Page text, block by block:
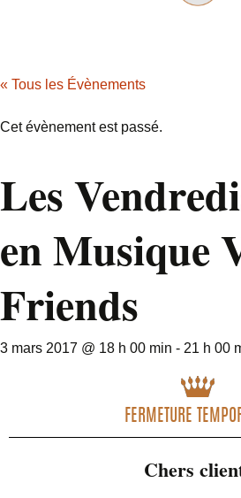
« Tous les Évènements
Cet évènement est passé.
Les
en Musique
Friends
3 mars 2017 @ 18 h 00 min - 21 h 00
FERMETURE
Chers